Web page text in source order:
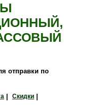
отправки по
Скидки